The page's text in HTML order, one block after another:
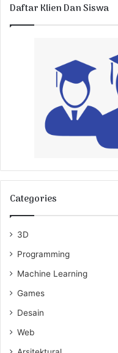
Daftar Klien Dan Siswa
Categories
3D
Programming
Machine Learning
Games
Desain
Web